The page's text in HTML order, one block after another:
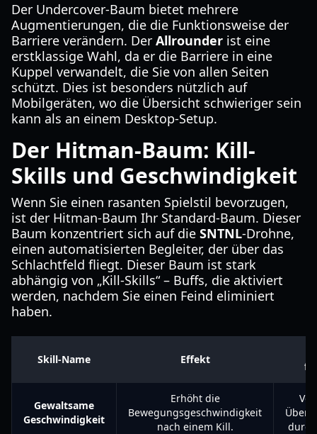
Der Undercover-Baum bietet mehrere
Augmentierungen, die die Funktionsweise der
Barriere verändern. Der Allrounder ist eine
erstklassige Wahl, da er die Barriere in eine
Kuppel verwandelt, die Sie von allen Seiten
schützt. Dies ist besonders nützlich auf
Mobilgeräten, wo die Übersicht schwieriger sein
kann als an einem Desktop-Setup.
Der Hitman-Baum: Kill-
Skills und Geschwindigkeit
Wenn Sie einen rasanten Spielstil bevorzugen,
ist der Hitman-Baum Ihr Standard-Baum. Dieser
Baum konzentriert sich auf die SNTNL-Drohne,
einen automatisierten Begleiter, der über das
Schlachtfeld fliegt. Dieser Baum ist stark
abhängig von „Kill-Skills“ – Buffs, die aktiviert
werden, nachdem Sie einen Feind eliminiert
haben.
Skill-Name Effekt
Gewaltsame
Geschwindigkeit
Erhöht die
Bewegungsgeschwindigkeit
nach einem Kill.